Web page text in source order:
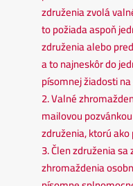
združenia zvolá
to požiada aspoň
združenia alebo
a to najneskôr do
písomnej žiadosti
2. Valné
mailovou
združenia, ktorú
3. Člen združenia
zhromaždenia